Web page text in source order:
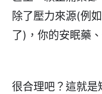
除了壓力來源(例
了)，你的安眠藥
很合理吧？這就是